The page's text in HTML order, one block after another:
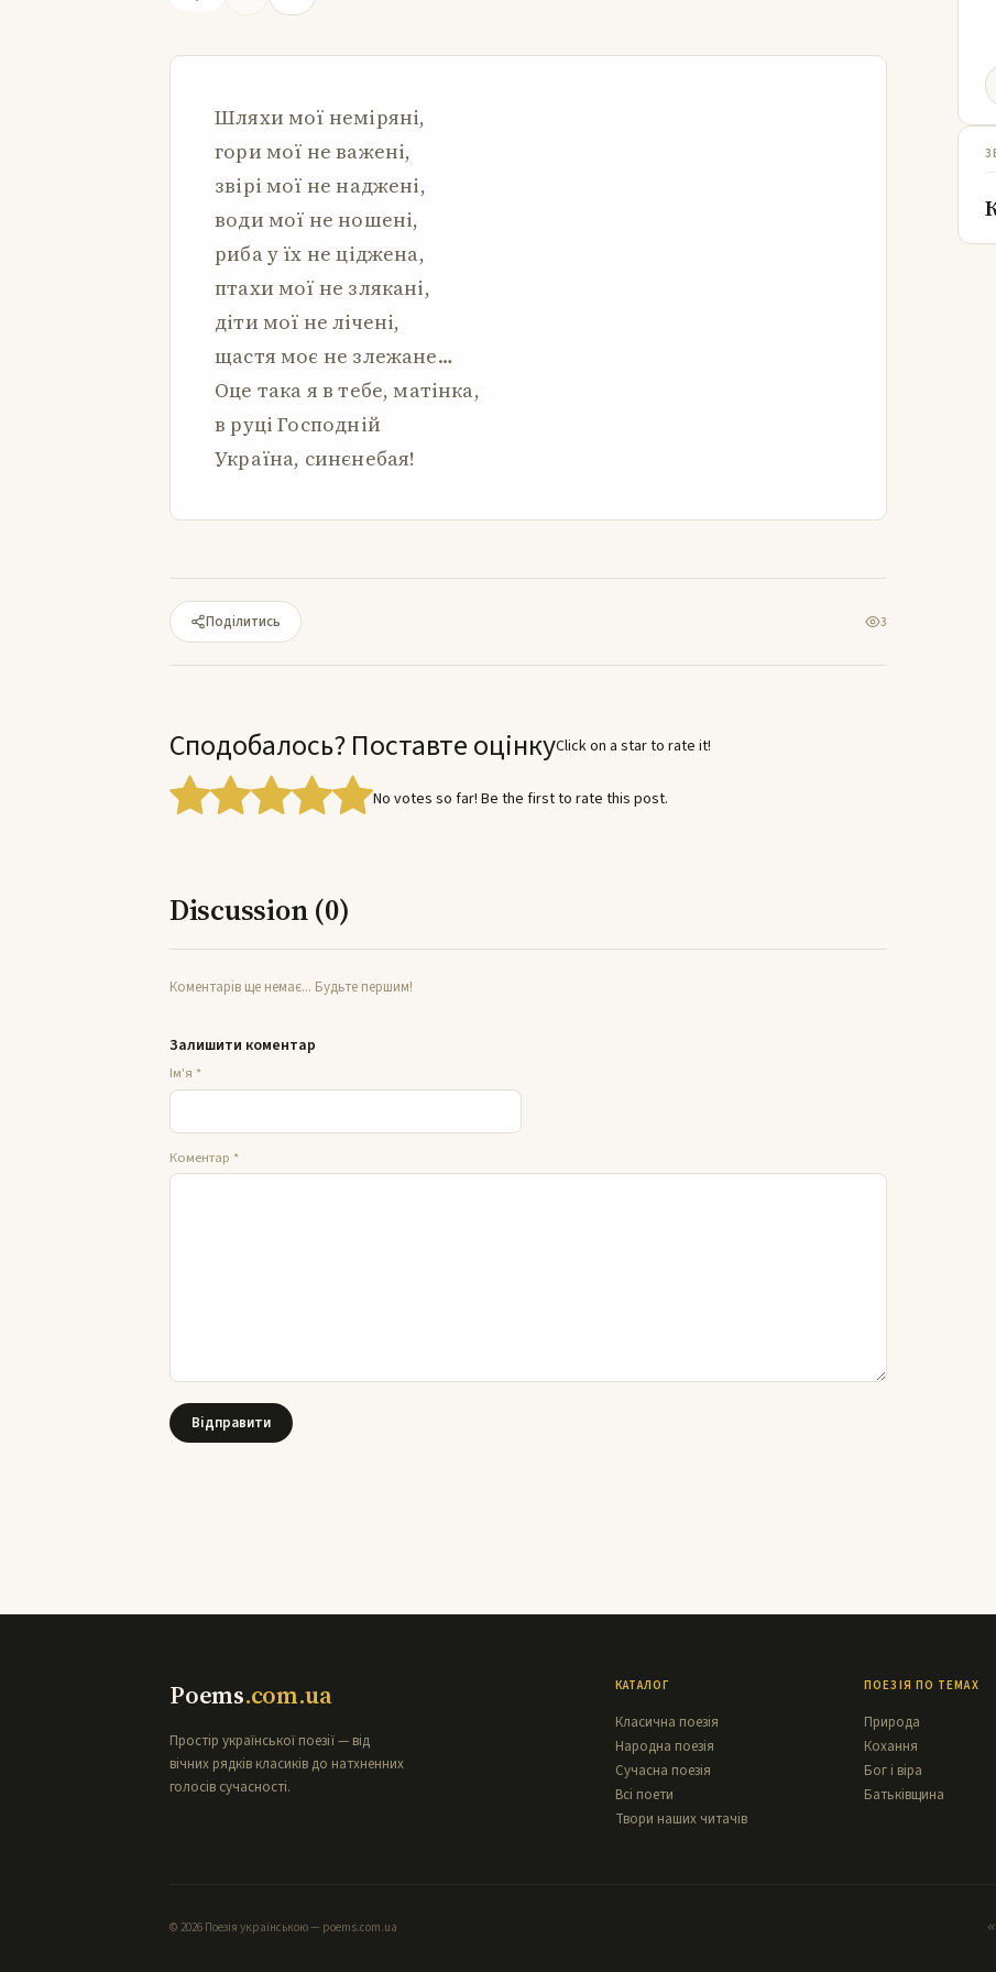
Шляхи мої неміряні,
гори мої не важені,
звірі мої не наджені,
води мої не ношені,
риба у їх не ціджена,
птахи мої не злякані,
діти мої не лічені,
щастя моє не злежане…
Оце така я в тебе, матінка,
в руці Господній
Україна, синєнебая!
Поділитись 3
Сподобалось? Поставте оцінкуClick on a star to rate it!
No votes so far! Be the first to rate this post.
Discussion (0)
Коментарів ще немає... Будьте першим!
Залишити коментар
Ім'я *
Коментар *
Poems.com.ua
Простір української поезії — від
вічних рядків класиків до натхненних
голосів сучасності.
КАТАЛОГ
Класична поезія
Народна поезія
Сучасна поезія
Всі поети
Твори наших читачів
ПОЕЗІЯ ПО ТЕМАХ
Природа
Кохання
Бог і віра
Батьківщина
© 2026 Поезія українською — poems.com.ua